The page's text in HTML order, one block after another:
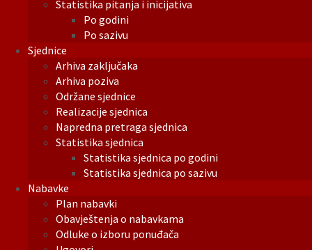
Statistika pitanja i inicijativa
Po godini
Po sazivu
Sjednice
Arhiva zaključaka
Arhiva poziva
Održane sjednice
Realizacije sjednica
Napredna pretraga sjednica
Statistika sjednica
Statistika sjednica po godini
Statistika sjednica po sazivu
Nabavke
Plan nabavki
Obavještenja o nabavkama
Odluke o izboru ponuđača